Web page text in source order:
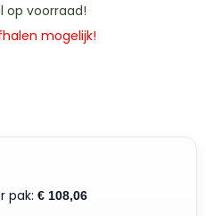
op voorraad!
mogelijk!
pak: € 108,06